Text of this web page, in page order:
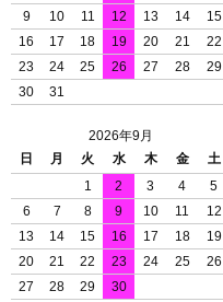
9
10 11 12 13 14
15
16
17 18 19 20 21
22
23
24 25 26 27 28
29
30
31
2026年9月
日
月 火 水 木 金
土
1
2 3 4
5
6
7 8 9 10 11
12
13
14 15 16 17 18
19
20
21 22 23 24 25
26
27
28 29 30